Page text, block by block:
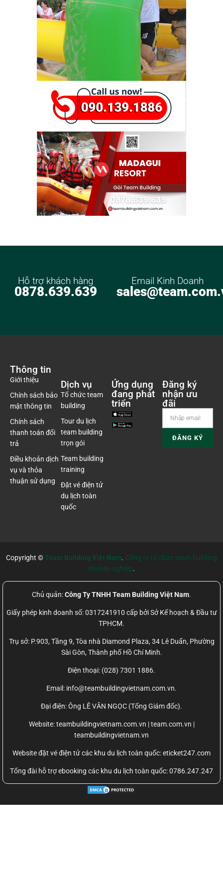
Hỗ trợ khách hàng
0878.639.639
Email Kinh Doanh
Thông tin
Giới thiệu
Chính sách bảo
mật thông tin
Chính sách
thanh toán đổi
trả
Điều khoản dịch
vụ và thỏa
thuận sử dụng
Dịch vụ
Tổ chức team
building
Tour du lịch
team building
trọn gói
Team building
training
Đặt vé điện tử
du lịch toàn
quốc
Ứng dụng
đang phát
triển
Đăng ký
nhận ưu
đãi
Copyright ©Team Building Việt Nam. Công ty tổ chức team building
chuyên nghiệp.
Chủ quản:Công Ty TNHH Team Building Việt Nam.
Giấy phép kinh doanh số: 0317241910 cấp bởi Sở Kế hoạch & Đầu tư
TPHCM.
Trụ sở: P.903, Tầng 9, Tòa nhà Diamond Plaza, 34 Lê Duẩn, Phường
Sài Gòn, Thành phố Hồ Chí Minh.
Điện thoại: (028) 7301 1886.
Email: info@teambuildingvietnam.com.vn.
Đại điện: Ông LÊ VĂN NGỌC (Tổng Giám đốc).
Website:teambuildingvietnam.com.vn | team.com.vn |
teambuildingvietnam.vn
Website đặt vé điện tử các khu du lịch toàn quốc: eticket247.com
Tổng đài hỗ trợ ebooking các khu du lịch toàn quốc: 0786.247.247